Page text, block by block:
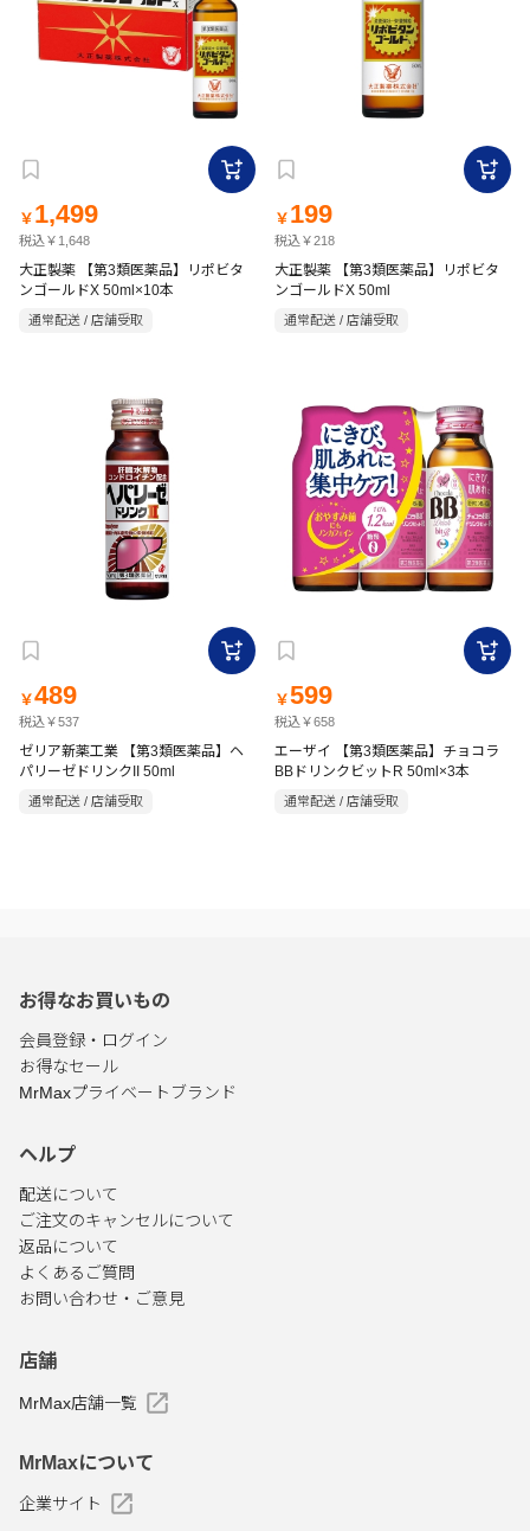
￥ 1,499
税込￥1,648
大正製薬 【第3類医薬品】リポビタ
ンゴールドX 50ml×10本
通常配送 / 店舗受取
￥ 199
税込￥218
大正製薬 【第3類医薬品】リポビタ
ンゴールドX 50ml
通常配送 / 店舗受取
￥489
税込￥537
ゼリア新薬工業 【第3類医薬品】ヘ
パリーゼドリンクII 50ml
通常配送 / 店舗受取
￥599
税込￥658
エーザイ 【第3類医薬品】チョコラ
BBドリンクビットR 50ml×3本
通常配送 / 店舗受取
お得なお買いもの
会員登録・ログイン
お得なセール
MrMaxプライベートブランド
ヘルプ
配送について
ご注文のキャンセルについて
返品について
よくあるご質問
お問い合わせ・ご意見
店舗
MrMax店舗一覧
MrMaxについて
企業サイト